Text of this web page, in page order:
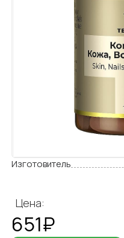
Изготовитель
Цена:
651₽